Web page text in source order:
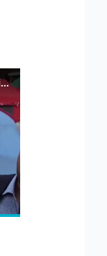
Gualtieri: "Responsabilità del Viminale su Spin Time? La posizione dei partiti è nota"